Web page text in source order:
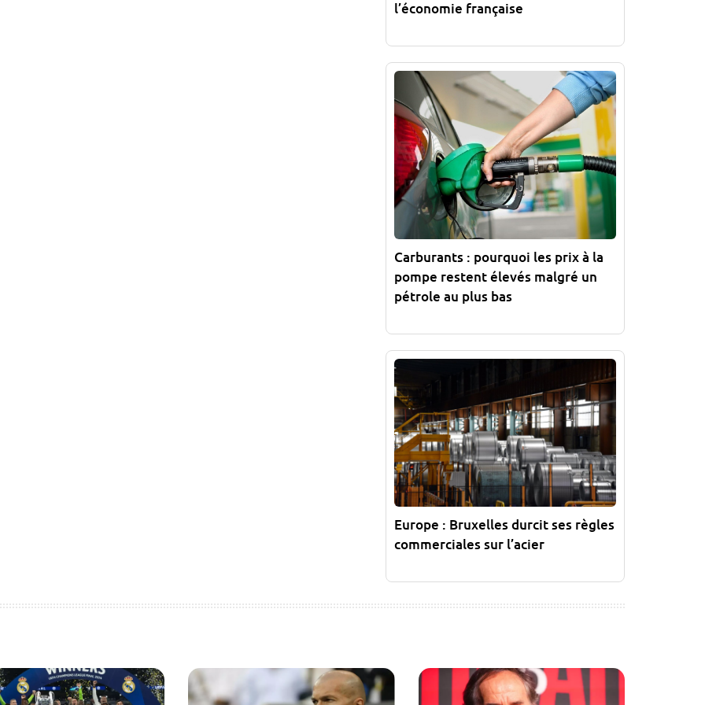
l’économie française
Carburants : pourquoi les prix à la
pompe restent élevés malgré un
pétrole au plus bas
Europe : Bruxelles durcit ses règles
commerciales sur l’acier